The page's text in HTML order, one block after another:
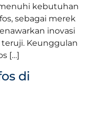
kebutuhan
sebagai merek
inovasi
Keunggulan
[…]
di